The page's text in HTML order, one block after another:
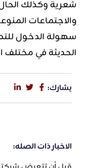
شعرية وكذلك
والاجتماعات
سهولة الدخول
الحديثة في مختلف
يشارك:
الاخبار ذات الصله: